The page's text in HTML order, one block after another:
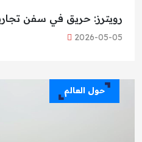
رويترز: حريق في سفن
2026-05-05
حول العالم